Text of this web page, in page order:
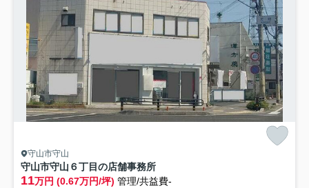
守山市守山
守山市守山６丁目の店舗事務所
11万円 (0.67万円/坪) 管理/共益費-